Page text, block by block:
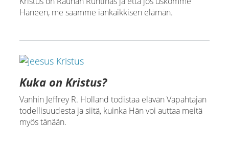
Häneen, me saamme iankaikkisen elämän.
Kuka on Kristus?
Vanhin Jeffrey R. Holland todistaa elävän Vapahtajan
todellisuudesta ja siitä, kuinka Hän voi auttaa meitä
myös tänään.